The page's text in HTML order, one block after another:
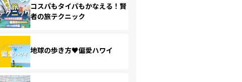
コスパもタイパもかなえる！賢
者の旅テクニック
地球の歩き方♥偏愛ハワイ